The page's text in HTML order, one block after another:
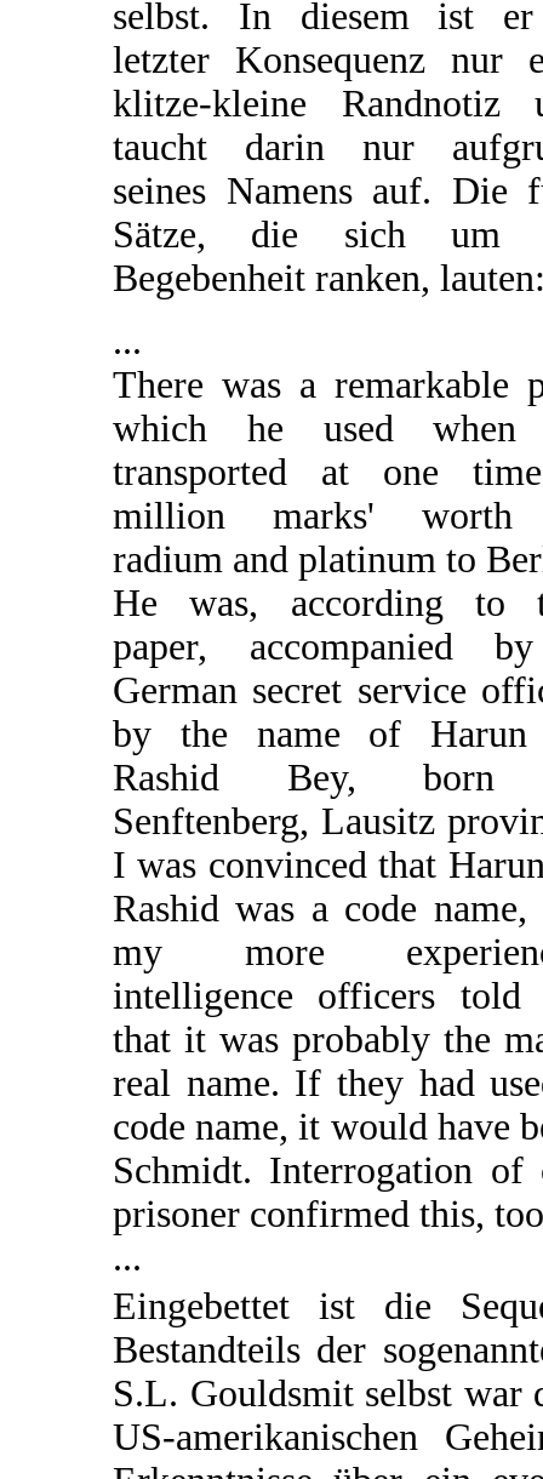
selbst. In diesem ist
letzter Konsequenz nur
klitze-kleine Randnotiz
taucht darin nur
seines Namens auf. Die
Sätze, die sich um
Begebenheit ranken,
...
There was a remarkable
which he used when
transported at one
million marks'
radium and platinum to
He was, according to
paper, accompanied
German secret service
by the name of
Rashid Bey,
Senftenberg, Lausitz
I was convinced that
Rashid was a code name,
my more
intelligence officers told
that it was probably the
real name. If they had
code name, it would have
Schmidt. Interrogation of
prisoner confirmed this,
...
Eingebettet ist die
Bestandteils der
S.L. Gouldsmit selbst war
US-amerikanischen